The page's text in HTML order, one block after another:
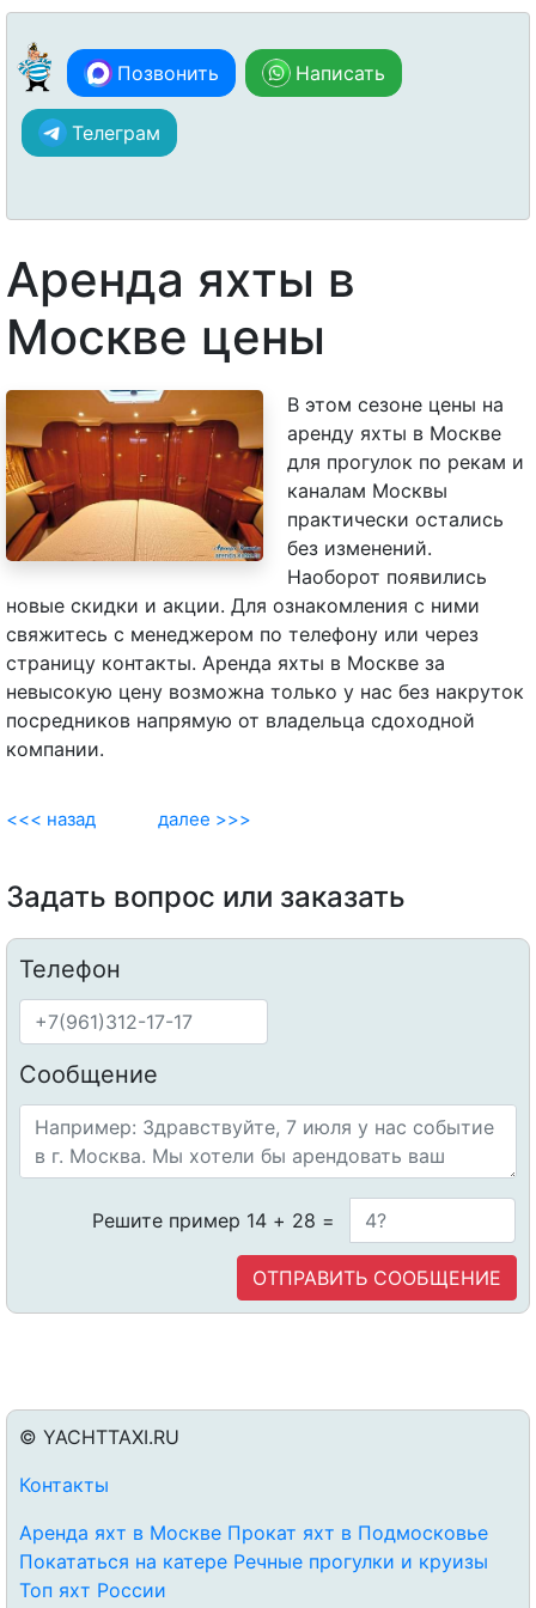
Позвонить Написать
Телеграм
Аренда яхты в
Москве цены
В этом сезоне цены на
аренду яхты в Москве
для прогулок по рекам и
каналам Москвы
практически остались
без изменений.
Наоборот появились
новые скидки и акции. Для ознакомления с ними
свяжитесь с менеджером по телефону или через
страницу контакты. Аренда яхты в Москве за
невысокую цену возможна только у нас без накруток
посредников напрямую от владельца сдоходной
компании.
<<< назад далее >>>
Задать вопрос или заказать
Телефон
Сообщение
Решите пример 14 + 28 =
© YACHTTAXI.RU
Контакты
Аренда яхт в Москве Прокат яхт в Подмосковье
Покататься на катере Речные прогулки и круизы
Топ яхт России